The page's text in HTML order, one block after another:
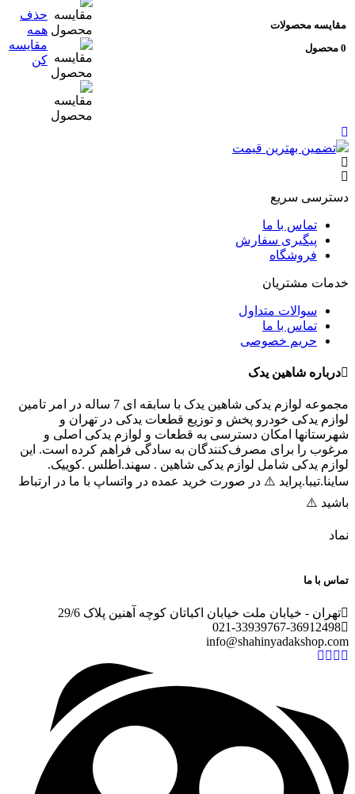
مقایسه محصولات
0 محصول
حذف
همه
مقایسه
کن
تضمین بهترین قیمت
دسترسی سریع
تماس با ما
پیگیری سفارش
فروشگاه
خدمات مشتریان
سوالات متداول
تماس با ما
حریم خصوصی
درباره شاهین یدک
مجموعه لوازم یدکی شاهین یدک با سابقه ای 7 ساله در امر تامین
لوازم یدکی خودرو پخش و توزیع قطعات یدکی در تهران و
شهرستانها امکان دسترسی به قطعات و لوازم یدکی اصلی و
مرغوب را برای مصرف‌کنندگان به سادگی فراهم کرده است. این
لوازم یدکی شامل لوازم یدکی شاهین . سهند.اطلس .کوییک.
ساینا.تیبا.پراید ⚠️ در صورت خرید عمده در واتساپ با ما در ارتباط
باشید ⚠️
نماد
تماس با ما
تهران - خیابان ملت خیابان اکباتان کوچه آهنین پلاک 29/6
021-33939767-36912498
info@shahinyadakshop.com